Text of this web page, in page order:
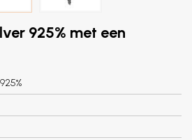
925% met een